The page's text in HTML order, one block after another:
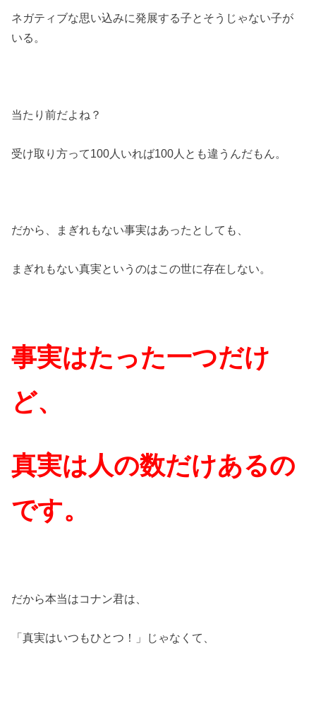
ネガティブな思い込みに発展する子とそうじゃない子が
いる。
当たり前だよね？
受け取り方って100人いれば100人とも違うんだもん。
だから、まぎれもない事実はあったとしても、
まぎれもない真実というのはこの世に存在しない。
事実はたった一つだけ
ど、
真実は人の数だけあるの
です。
だから本当はコナン君は、
「真実はいつもひとつ！」じゃなくて、